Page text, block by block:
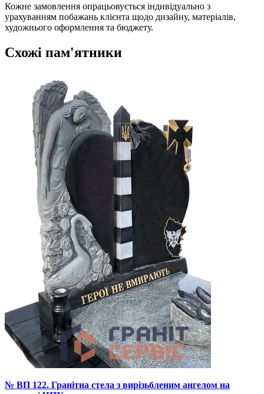
Кожне замовлення опрацьовується індивідуально з
урахуванням побажань клієнта щодо дизайну, матеріалів,
художнього оформлення та бюджету.
Схожі пам'ятники
№ ВП 122. Гранітна стела з вирізьбленим ангелом на